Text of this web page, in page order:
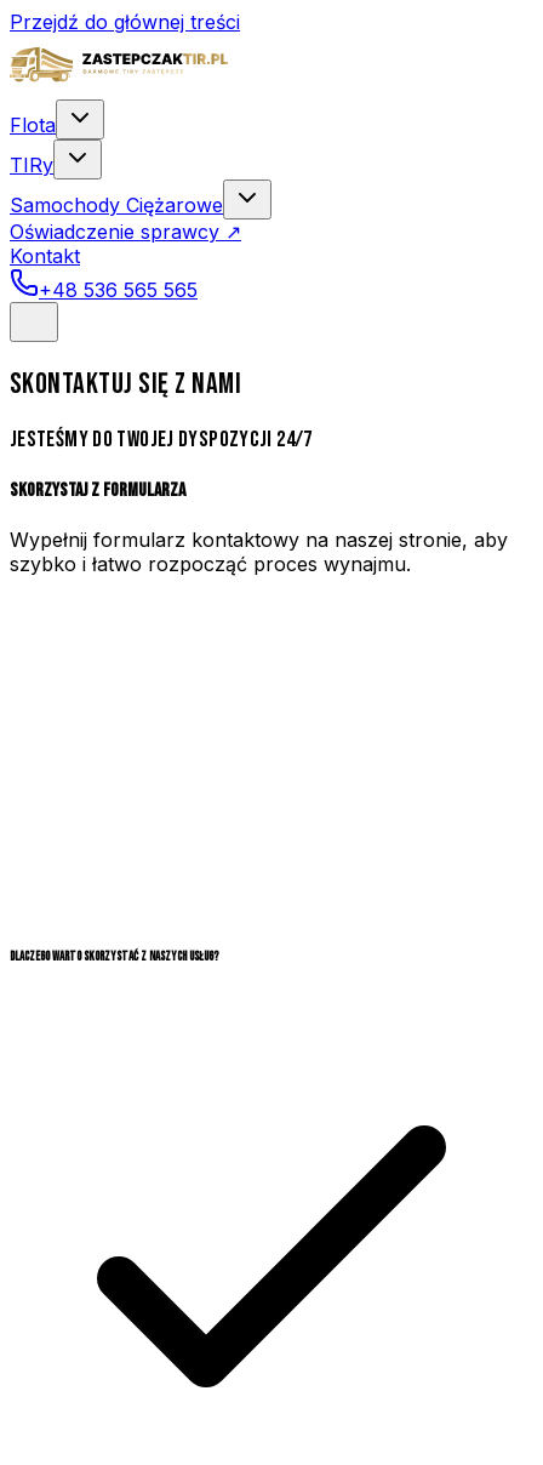
Przejdź do głównej treści
Flota
TIRy
Samochody Ciężarowe
Oświadczenie sprawcy ↗
Kontakt
+48 536 565 565
SKONTAKTUJ SIĘ Z NAMI
JESTEŚMY DO TWOJEJ DYSPOZYCJI 24/7
Skorzystaj z formularza
Wypełnij formularz kontaktowy na naszej stronie, aby
szybko i łatwo rozpocząć proces wynajmu.
Dlaczego warto skorzystać z naszych usług?